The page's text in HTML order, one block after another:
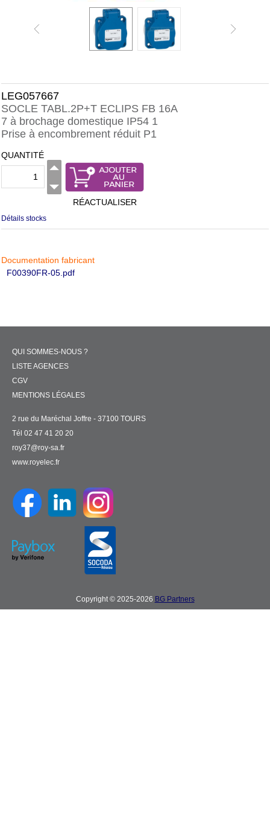
LEG057667
SOCLE TABL.2P+T ECLIPS FB 16A
7 à brochage domestique IP54 1
Prise à encombrement réduit P1
QUANTITÉ
RÉACTUALISER
Détails stocks
Documentation fabricant
F00390FR-05.pdf
QUI SOMMES-NOUS ?
LISTE AGENCES
CGV
MENTIONS LÉGALES
2 rue du Maréchal Joffre - 37100 TOURS
Tél 02 47 41 20 20
roy37@roy-sa.fr
www.royelec.fr
Copyright © 2025-2026 BG Partners